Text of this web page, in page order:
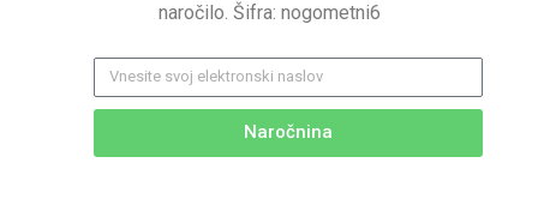
naročilo. Šifra: nogometni6
Naročnina